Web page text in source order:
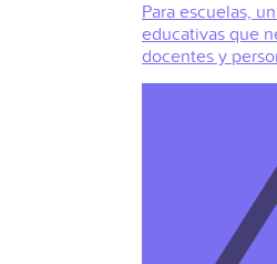
Para escuelas,
educativas que
docentes y